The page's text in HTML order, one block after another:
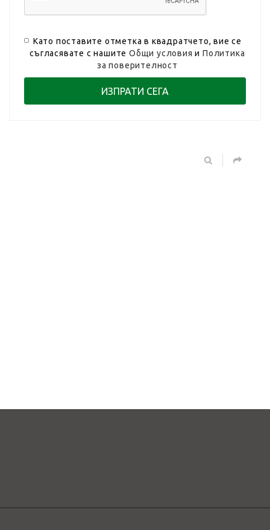
Като поставите отметка в квадратчето, вие се
съгласявате с нашитеОбщи условия иПолитика
за поверителност